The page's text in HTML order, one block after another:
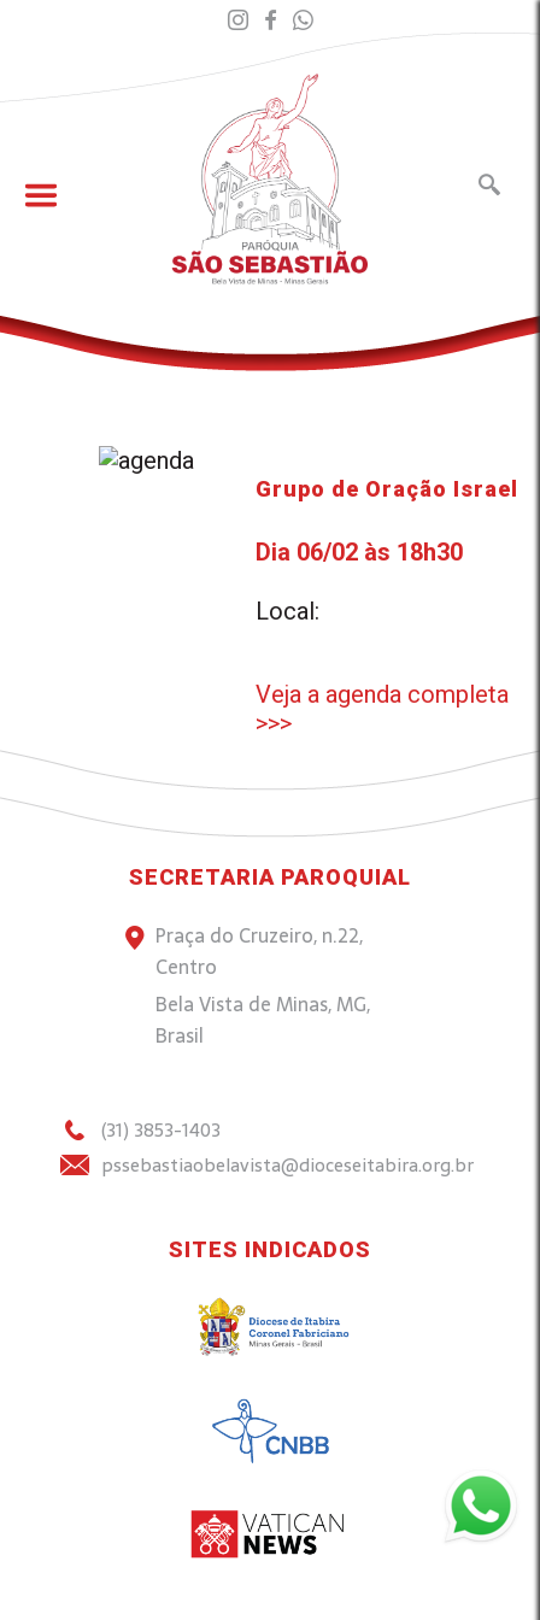
Grupo de Oração Israel
Dia 06/02 às 18h30
Local:
Veja a agenda completa
>>>
SECRETARIA PAROQUIAL
Praça do Cruzeiro, n.22,
Centro
Bela Vista de Minas, MG,
Brasil
(31) 3853-1403
pssebastiaobelavista@dioceseitabira.org.br
SITES INDICADOS